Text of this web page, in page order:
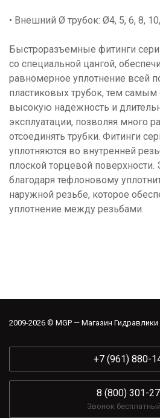
• Внешний Ø трубок: Ø4, 5, 6, 8,
Быстроразъемные фитинги
со специальной цангой,
равномерное уплотнение всей
пластиковых трубок, тем самым
высокую надежность и
эксплуатации, позволяя много
отсоединять трубки. Фитинги
уплотняются во внутренней
плоской торцевой
благодаря тефлоновому
наружной резьбе, которое
уплотнение между резьбами.
2009-2026 © MGP — Магазин
+7 (961) 880-
8 (800) 301-
Звонок